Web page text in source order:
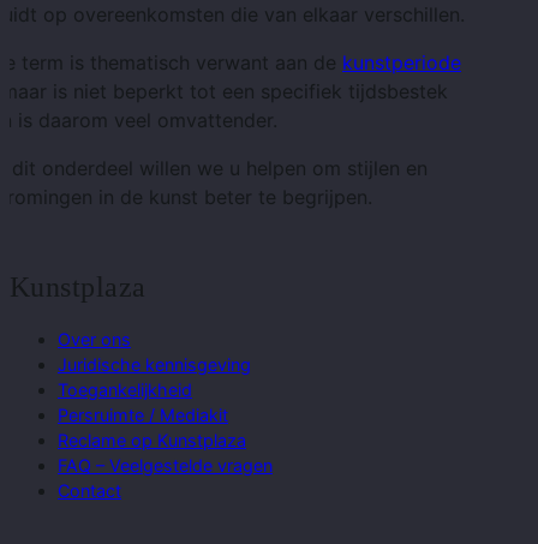
op overeenkomsten die van elkaar verschillen.
term is thematisch verwant aan de kunstperiode
is niet beperkt tot een specifiek tijdsbestek
is daarom veel omvattender.
dit onderdeel willen we u helpen om stijlen en
in de kunst beter te begrijpen.
Kunstplaza
Over ons
Juridische kennisgeving
Toegankelijkheid
Persruimte / Mediakit
Reclame op Kunstplaza
FAQ – Veelgestelde vragen
Contact